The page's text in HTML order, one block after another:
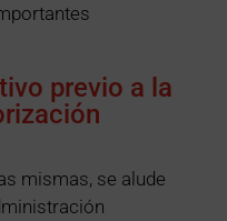
previo a la
mismas, se alude